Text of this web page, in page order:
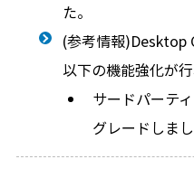
た。
(参考情報)Desktop
以下の機能強化が行
サードパーテ
グレードしまし